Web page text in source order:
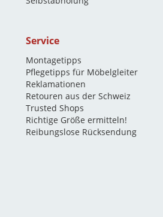
Service
Montagetipps
Pflegetipps für Möbelgleiter
Reklamationen
Retouren aus der Schweiz
Trusted Shops
Richtige Größe ermitteln!
Reibungslose Rücksendung